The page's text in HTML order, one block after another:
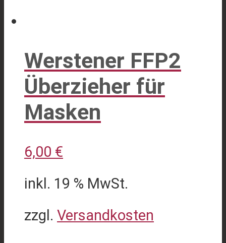
auf.
Die
Optionen
können
auf
der
Produktseite
gewählt
Werstener FFP2
Überzieher für
Masken
6,00 €
inkl. 19 % MwSt.
zzgl. Versandkosten